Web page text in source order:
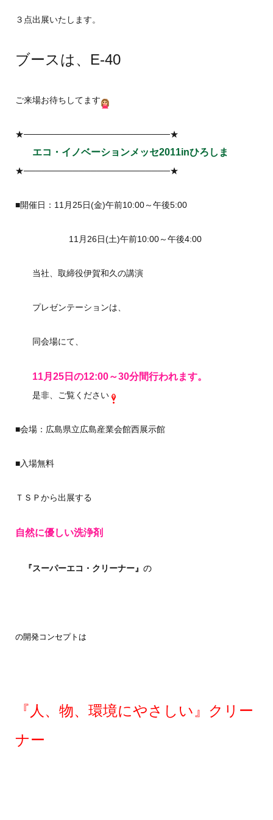
３点出展いたします。
ブースは、E-40
ご来場お待ちしてます
★────────────────────────★
エコ・イノベーションメッセ2011inひろしま
★────────────────────────★
■開催日：11月25日(金)午前10:00～午後5:00
11月26日(土)午前10:00～午後4:00
当社、取締役伊賀和久の講演
プレゼンテーションは、
同会場にて、
11月25日の12:00～30分間行われます。
是非、ご覧ください
■会場：広島県立広島産業会館西展示館
■入場無料
ＴＳＰから出展する
自然に優しい洗浄剤
『スーパーエコ・クリーナー』 の
の開発コンセプトは
『人、物、環境にやさしい』クリー
ナー